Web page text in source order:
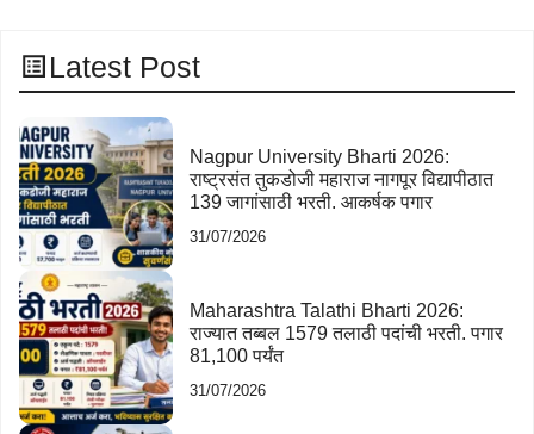
Latest Post
Nagpur University Bharti 2026:
राष्ट्रसंत तुकडोजी महाराज नागपूर विद्यापीठात
139 जागांसाठी भरती. आकर्षक पगार
31/07/2026
Maharashtra Talathi Bharti 2026:
राज्यात तब्बल 1579 तलाठी पदांची भरती. पगार
81,100 पर्यंत
31/07/2026